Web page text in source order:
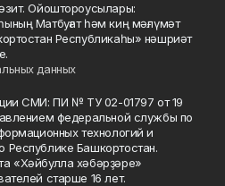
Ойоштороусылары:
Матбуғат һәм киң мәғлүмәт
Республикаһы» нәшриәт
данных
СМИ: ПИ № ТУ 02-01797 от 19
федеральной службы по
технологий и
Башкортостан.
«Хәйбулла хәбәрҙәре»
старше 16 лет.